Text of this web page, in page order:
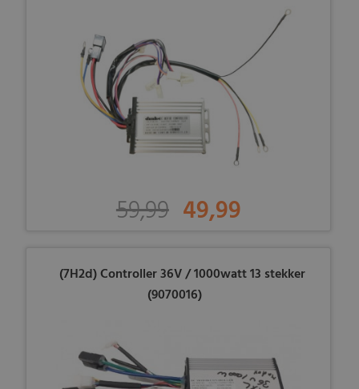
59,99 49,99
(7H2d) Controller 36V / 1000watt 13 stekker
(9070016)